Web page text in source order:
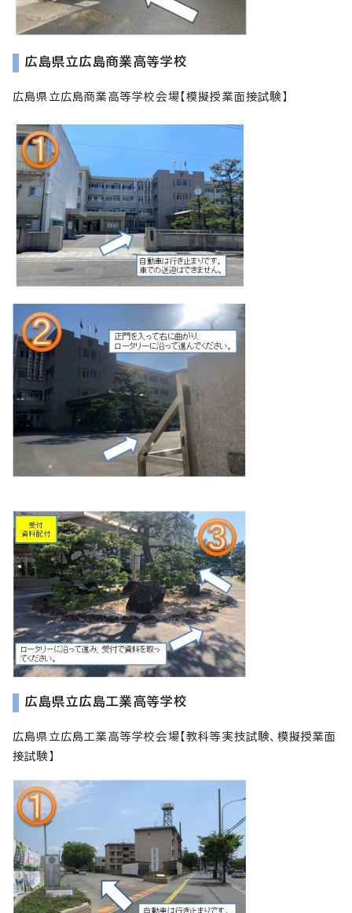
広島県立広島商業高等学校
広島県立広島商業高等学校会場【模擬授業面接試験】
広島県立広島工業高等学校
広島県立広島工業高等学校会場【教科等実技試験、模擬授業面
接試験】